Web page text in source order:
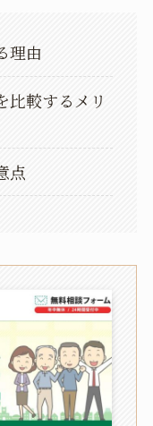
理由
比較するメリ
点